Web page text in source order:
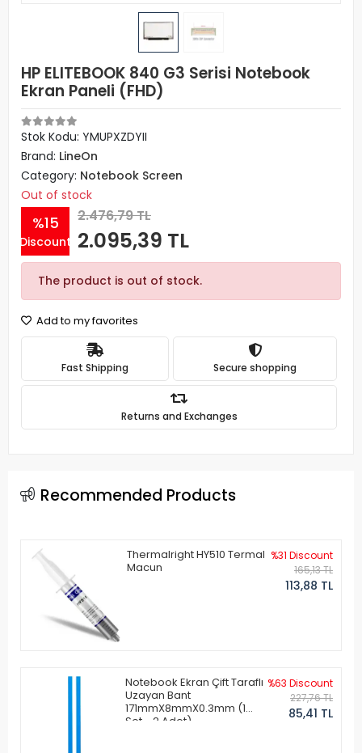
HP ELITEBOOK 840 G3 Serisi Notebook
Ekran Paneli (FHD)
Stok Kodu: YMUPXZDYII
Brand: LineOn
Category: Notebook Screen
Out of stock
%15
Discount
2.476,79 TL
2.095,39 TL
The product is out of stock.
Add to my favorites
Fast Shipping Secure shopping
Returns and Exchanges
Recommended Products
Thermalright HY510 Termal
Macun
%31 Discount
165,13 TL
113,88 TL
Notebook Ekran Çift Taraflı
Uzayan Bant
171mmX8mmX0.3mm (1
Set - 2 Adet)
%63 Discount
227,76 TL
85,41 TL